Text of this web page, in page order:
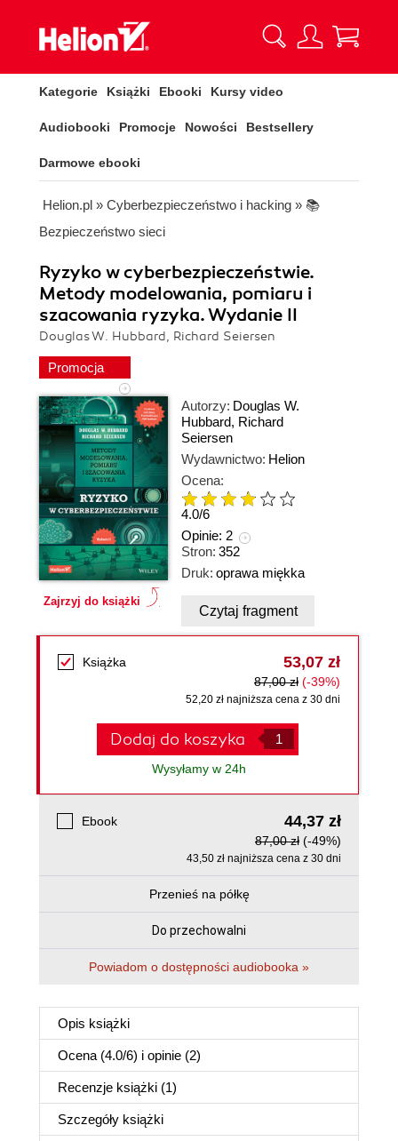
Kategorie Książki Ebooki Kursy video
Audiobooki Promocje Nowości Bestsellery
Darmowe ebooki
Helion.pl » Cyberbezpieczeństwo i hacking » 📚
Bezpieczeństwo sieci
Ryzyko w cyberbezpieczeństwie.
Metody modelowania, pomiaru i
szacowania ryzyka. Wydanie II
Douglas W. Hubbard, Richard Seiersen
Promocja
Zajrzyj do książki
Autorzy: Douglas W.
Hubbard, Richard
Seiersen
Wydawnictwo: Helion
Ocena:
4.0/6
Opinie: 2
Stron: 352
Druk: oprawa miękka
Czytaj fragment
Książka 53,07 zł
87,00 zł (-39%)
52,20 zł najniższa cena z 30 dni
Dodaj do koszyka
Wysyłamy w 24h
Ebook 44,37 zł
87,00 zł (-49%)
43,50 zł najniższa cena z 30 dni
Przenieś na półkę
Do przechowalni
Powiadom o dostępności audiobooka »
Opis książki
Ocena (4.0/6) i opinie (2)
Recenzje książki (1)
Szczegóły książki